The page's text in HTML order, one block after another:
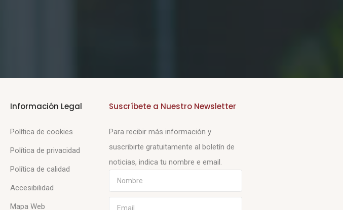
Información Legal
Política de cookies
Política de privacidad
Política de calidad
Accesibilidad
Mapa Web
Suscríbete a Nuestro Newsletter
Para recibir más información y
suscribirte gratuitamente al boletín de
noticias, indica tu nombre e email.